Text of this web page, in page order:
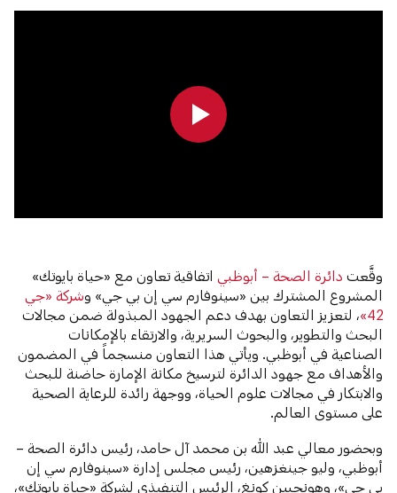
وقَّعتدائرة الصحة – أبوظبي اتفاقية تعاون مع «حياة بايوتك»
المشروع المشترك بين «سينوفارم سي إن بي جي» وشركة «جي
42» ، لتعزيز التعاون بهدف دعم الجهود المبذولة ضمن مجالات
البحث والتطوير، والبحوث السريرية، والارتقاء بالإمكانات
الصناعية في أبوظبي. ويأتي هذا التعاون منسجماً في المضمون
والأهداف مع جهود الدائرة لترسيخ مكانة الإمارة حاضنة للبحث
والابتكار في مجالات علوم الحياة، ووجهة رائدة للرعاية الصحية
على مستوى العالم.
وبحضور معالي عبد الله بن محمد آل حامد، رئيس دائرة الصحة –
أبوظبي، وليو جينغزهين، رئيس مجلس إدارة «سينوفارم سي إن
بي جي»، وهونجبين كونغ، الرئيس التنفيذي لشركة «حياة بايوتك»،